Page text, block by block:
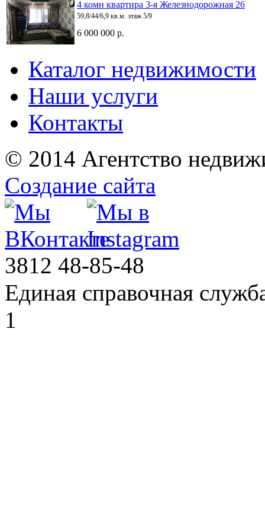
4 комн квартира 3-я Железнодорожная 26
59,8/44/6,9 кв.м. этаж 5/9
6 000 000 р.
Каталог недвижимости
Наши услуги
Контакты
© 2014 Агентство
Создание сайта
3812 48-85-48
Единая справочная
1